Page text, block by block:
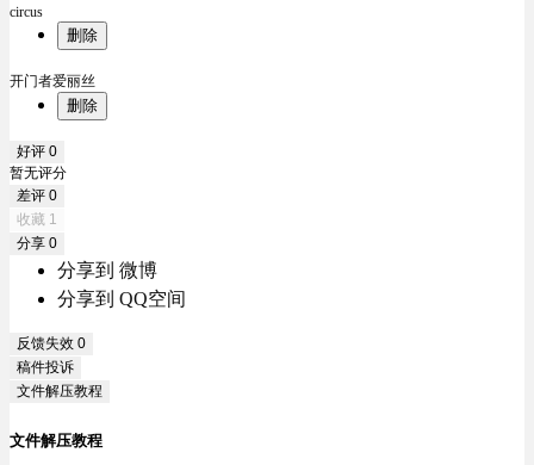
circus
删除
开门者爱丽丝
删除
好评 0
暂无评分
差评 0
收藏 1
分享 0
分享到 微博
分享到 QQ空间
反馈失效 0
稿件投诉
文件解压教程
文件解压教程